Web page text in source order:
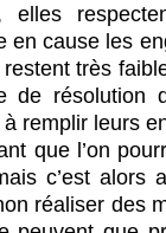
elles
en cause les
très
de résolution
remplir leurs
que l’on
c’est alors
réaliser des